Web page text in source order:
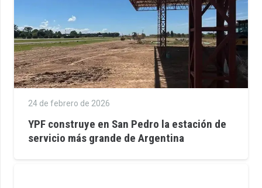
24 de febrero de 2026
YPF construye en San Pedro la estación de
servicio más grande de Argentina